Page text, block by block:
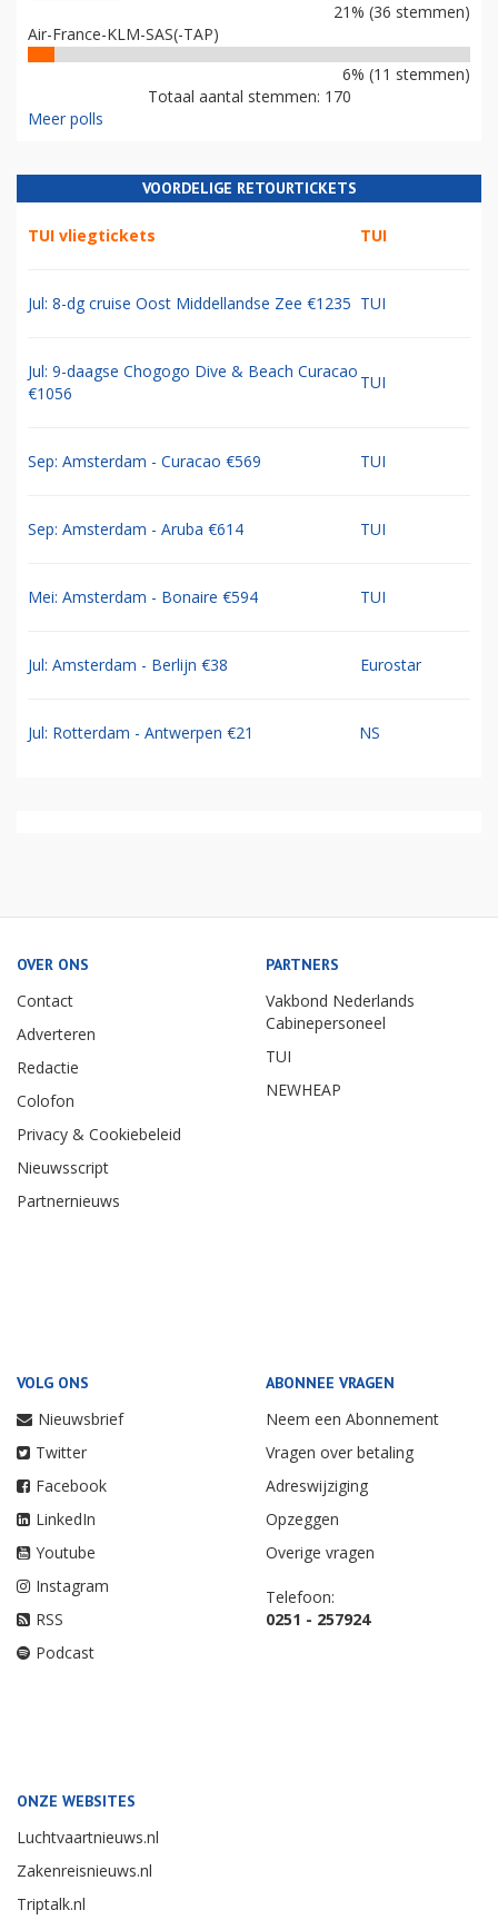
21% (36 stemmen)
Air-France-KLM-SAS(-TAP)
6% (11 stemmen)
Totaal aantal stemmen: 170
Meer polls
VOORDELIGE RETOURTICKETS
TUI vliegtickets TUI
Jul: 8-dg cruise Oost Middellandse Zee €1235 TUI
Jul: 9-daagse Chogogo Dive & Beach Curacao
€1056
TUI
Sep: Amsterdam - Curacao €569 TUI
Sep: Amsterdam - Aruba €614 TUI
Mei: Amsterdam - Bonaire €594 TUI
Jul: Amsterdam - Berlijn €38 Eurostar
Jul: Rotterdam - Antwerpen €21 NS
OVER ONS
Contact
Adverteren
Redactie
Colofon
Privacy & Cookiebeleid
Nieuwsscript
Partnernieuws
PARTNERS
Vakbond Nederlands
Cabinepersoneel
TUI
NEWHEAP
VOLG ONS
Nieuwsbrief
Twitter
Facebook
LinkedIn
Youtube
Instagram
RSS
Podcast
ABONNEE VRAGEN
Neem een Abonnement
Vragen over betaling
Adreswijziging
Opzeggen
Overige vragen
Telefoon:
0251 - 257924
ONZE WEBSITES
Luchtvaartnieuws.nl
Zakenreisnieuws.nl
Triptalk.nl